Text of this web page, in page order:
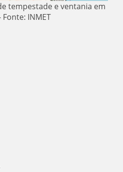
tempestade e ventania em
Fonte: INMET